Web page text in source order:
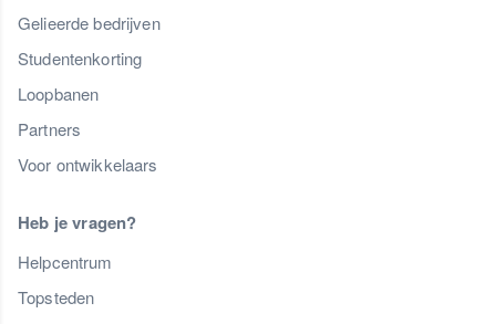
Gelieerde bedrijven
Studentenkorting
Loopbanen
Partners
Voor ontwikkelaars
Heb je vragen?
Helpcentrum
Topsteden